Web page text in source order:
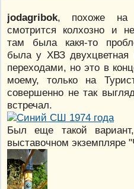
jodagribok, похоже на
смотрится колхозно и
там была какя-то
была у ХВЗ двухцветная
переходами, но это в
моему, только на
совершенно не так
встречал.
Был еще такой
выставочном экземпляре